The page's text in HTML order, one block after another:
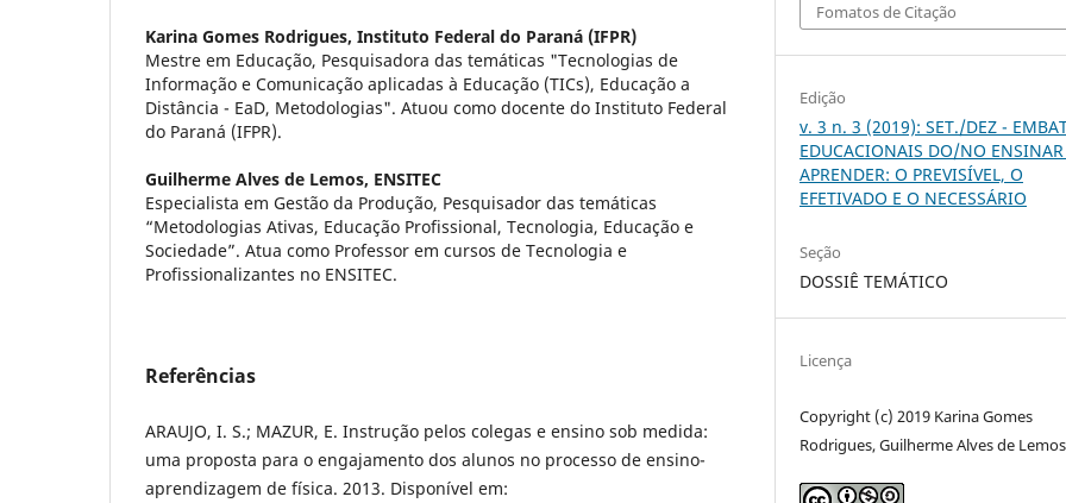
Karina Gomes Rodrigues, Instituto Federal do Paraná (IFPR)
Mestre em Educação, Pesquisadora das temáticas "Tecnologias de
Informação e Comunicação aplicadas à Educação (TICs), Educação a
Distância - EaD, Metodologias". Atuou como docente do Instituto Federal
do Paraná (IFPR).
Guilherme Alves de Lemos, ENSITEC
Especialista em Gestão da Produção, Pesquisador das temáticas
“Metodologias Ativas, Educação Profissional, Tecnologia, Educação e
Sociedade”. Atua como Professor em cursos de Tecnologia e
Profissionalizantes no ENSITEC.
Referências
ARAUJO, I. S.; MAZUR, E. Instrução pelos colegas e ensino sob medida:
uma proposta para o engajamento dos alunos no processo de ensino-
aprendizagem de física. 2013. Disponível em:
Fomatos de Citação
Edição
v. 3 n. 3 (2019): SET./DEZ -
EDUCACIONAIS DO/NO ENSINAR
APRENDER: O PREVISÍVEL, O
EFETIVADO E O NECESSÁRIO
Seção
DOSSIÊ TEMÁTICO
Licença
Copyright (c) 2019 Karina Gomes
Rodrigues, Guilherme Alves de Lemos